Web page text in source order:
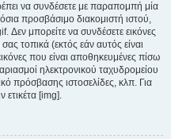
να συνδέσετε με παραπομπή μία
προσβάσιμο διακομιστή ιστού,
μπορείτε να συνδέσετε εικόνες
τοπικά (εκτός εάν αυτός είναι
που είναι αποθηκευμένες πίσω
ηλεκτρονικού ταχυδρομείου
πρόσβασης ιστοσελίδες, κλπ. Για
ετικέτα [img].